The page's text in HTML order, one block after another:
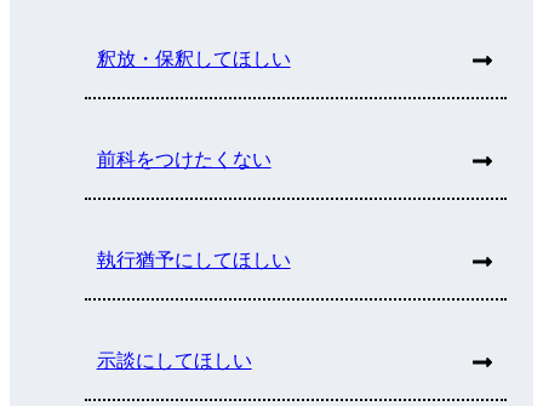
釈放・保釈してほしい
前科をつけたくない
執行猶予にしてほしい
示談にしてほしい